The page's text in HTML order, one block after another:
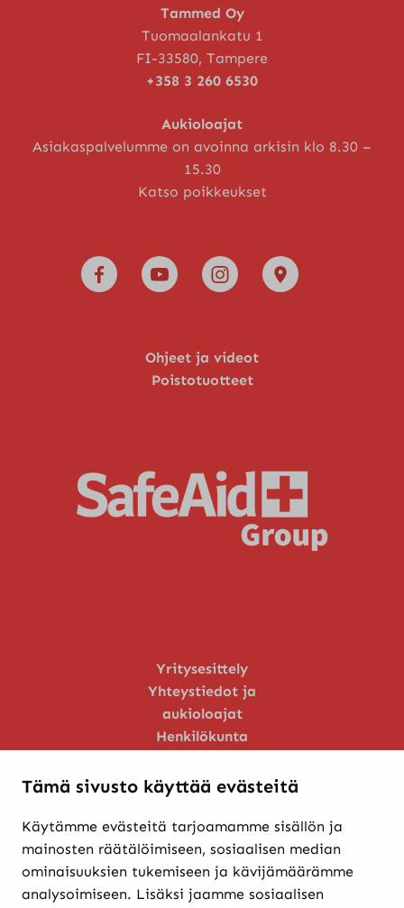
Tämä sivusto käyttää evästeitä
Käytämme evästeitä tarjoamamme sisällön ja
mainosten räätälöimiseen, sosiaalisen median
ominaisuuksien tukemiseen ja kävijämäärämme
analysoimiseen. Lisäksi jaamme sosiaalisen
Tammed Oy
Tuomaalankatu 1
FI-33580, Tampere
+358 3 260 6530
Aukioloajat
Asiakaspalvelumme on avoinna arkisin klo 8.30 –
15.30
Katso poikkeukset
Ohjeet ja videot
Poistotuotteet
Yritysesittely
Yhteystiedot ja
aukioloajat
Henkilökunta
Verkkokaupasta ostaminen
Maksutavat ja
toimitusehdot
Palautukset